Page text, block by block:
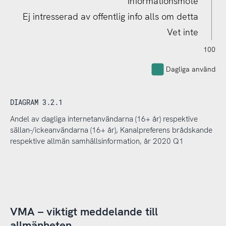
Vet inte
Ej intresserad av offentlig info alls om detta
-40%
-20%
100%
120%
140%
Dagliga
DIAGRAM 3.2.1
Andel av dagliga internetanvändarna (16+ år) respektive
sällan-/ickeanvändarna (16+ år), Kanalpreferens brådskande
respektive allmän samhällsinformation, år 2020 Q1
VMA – viktigt meddelande till